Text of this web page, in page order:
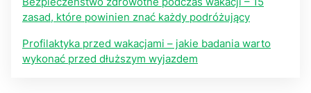
zasad, które powinien znać każdy podróżujący
Profilaktyka przed wakacjami – jakie badania warto
wykonać przed dłuższym wyjazdem